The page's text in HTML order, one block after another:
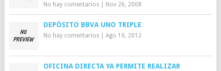
No hay comentarios| Nov 26, 2008
DEPÓSITO BBVA UNO TRIPLE
No hay comentarios| Ago 10, 2012
OFICINA DIRECTA YA PERMITE REALIZAR